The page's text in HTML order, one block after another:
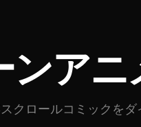
ンアニ
クロールコミックを